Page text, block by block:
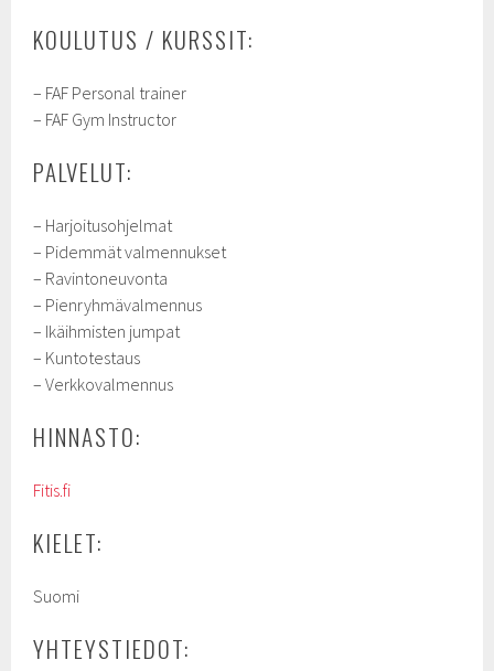
KOULUTUS / KURSSIT:
– FAF Personal trainer
– FAF Gym Instructor
PALVELUT:
– Harjoitusohjelmat
– Pidemmät valmennukset
– Ravintoneuvonta
– Pienryhmävalmennus
– Ikäihmisten jumpat
– Kuntotestaus
– Verkkovalmennus
HINNASTO:
Fitis.fi
KIELET:
Suomi
YHTEYSTIEDOT: